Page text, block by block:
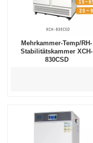
Mehrkammer-Temp/RH-
Stabilitätskammer XCH-
830CSD